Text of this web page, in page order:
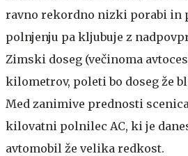
ravno rekordno nizki porabi in
polnjenju pa kljubuje z
Zimski doseg (večinoma
kilometrov, poleti bo doseg že
Med zanimive prednosti
kilovatni polnilec AC, ki je
avtomobil že velika redkost.